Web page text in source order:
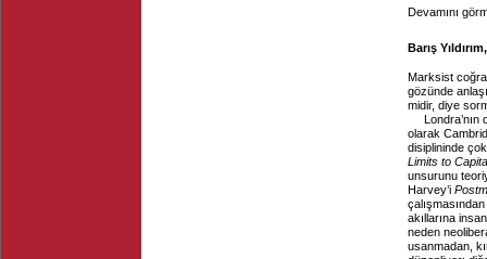
Devamını
Barış
Marksist
gözünde
midir, diye
olarak
disiplininde
Limits to
unsurunu
Harvey’i
akıllarına
neden
usanmadan,